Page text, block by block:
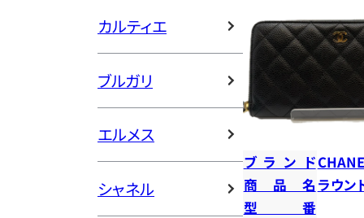
カルティエ
ブルガリ
エルメス
シャネル
ブランド
商品名 ラウン
型番